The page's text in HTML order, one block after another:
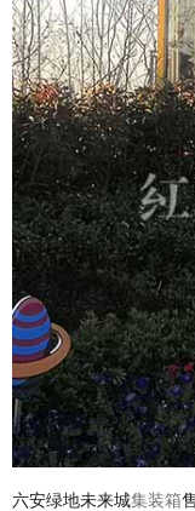
六安绿地未来城集装箱